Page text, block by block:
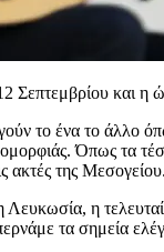
Σεπτεμβρίου και
το ένα το άλλο
Όπως τα
ακτές της Μεσογείου.
η
τα σημεία